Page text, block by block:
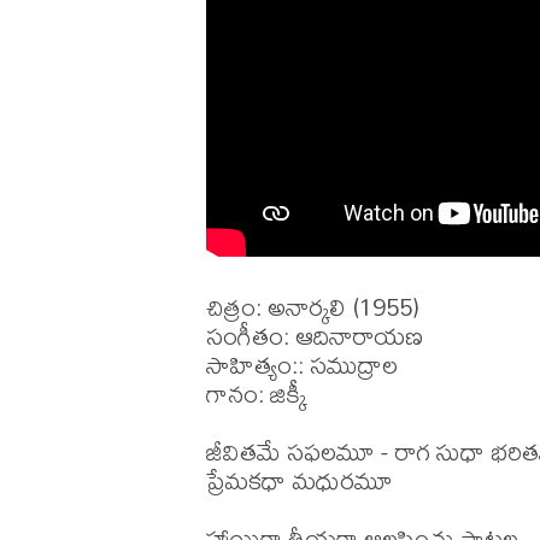
చిత్రం: అనార్కలి (1955)
సంగీతం: ఆదినారాయణ
సాహిత్యం:: సముద్రాల
గానం: జిక్కీ
జీవితమే సఫలమూ - రాగ సుధా
ప్రేమకధా మధురమూ